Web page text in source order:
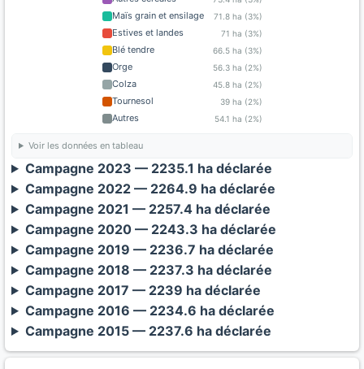
Maïs grain et ensilage 71.8 ha (3%)
Estives et landes 71 ha (3%)
Blé tendre 66.5 ha (3%)
Orge 56.3 ha (2%)
Colza 45.8 ha (2%)
Tournesol 39 ha (2%)
Autres 54.1 ha (2%)
Voir les données en tableau
Campagne 2023 — 2235.1 ha déclarée
Campagne 2022 — 2264.9 ha déclarée
Campagne 2021 — 2257.4 ha déclarée
Campagne 2020 — 2243.3 ha déclarée
Campagne 2019 — 2236.7 ha déclarée
Campagne 2018 — 2237.3 ha déclarée
Campagne 2017 — 2239 ha déclarée
Campagne 2016 — 2234.6 ha déclarée
Campagne 2015 — 2237.6 ha déclarée